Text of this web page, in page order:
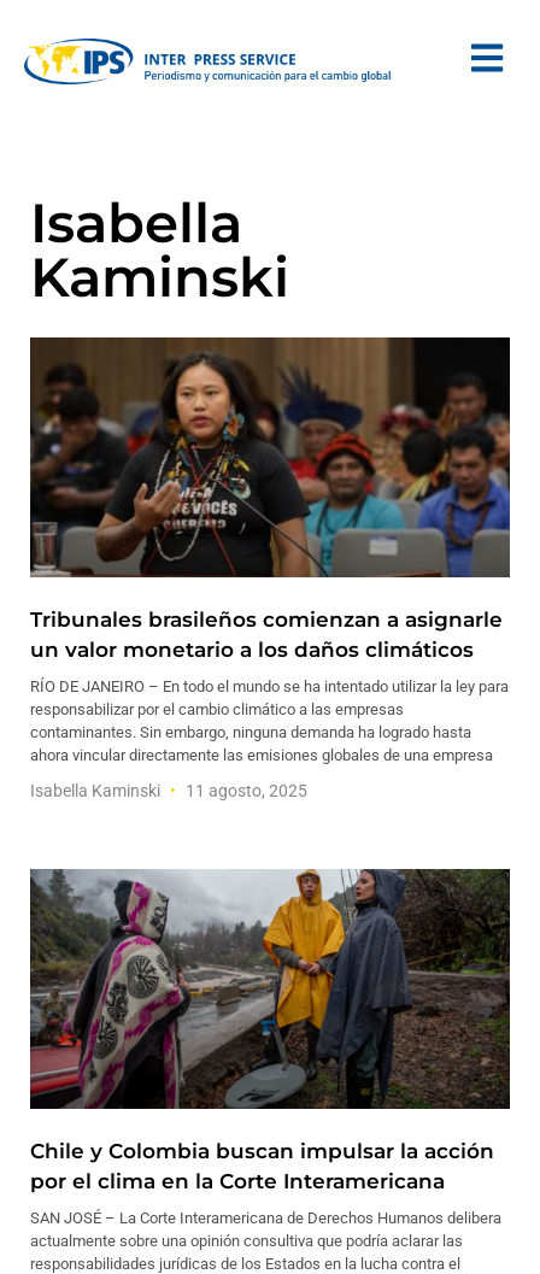
Isabella
Kaminski
Tribunales brasileños comienzan a asignarle
un valor monetario a los daños climáticos
RÍO DE JANEIRO – En todo el mundo se ha intentado utilizar la ley para
responsabilizar por el cambio climático a las empresas
contaminantes. Sin embargo, ninguna demanda ha logrado hasta
ahora vincular directamente las emisiones globales de una empresa
Isabella Kaminski 11 agosto, 2025
Chile y Colombia buscan impulsar la acción
por el clima en la Corte Interamericana
SAN JOSÉ – La Corte Interamericana de Derechos Humanos delibera
actualmente sobre una opinión consultiva que podría aclarar las
responsabilidades jurídicas de los Estados en la lucha contra el